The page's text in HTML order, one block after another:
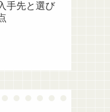
手先と選び